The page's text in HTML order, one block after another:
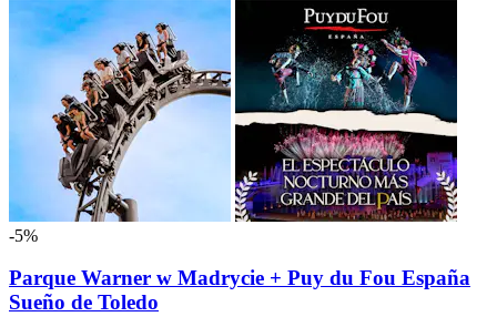
-5%
Parque Warner w Madrycie + Puy du Fou España
Sueño de Toledo